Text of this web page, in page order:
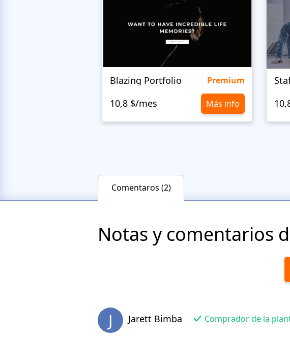
Blazing Portfolio Premium
10,8 $/mes Más info
Comentaros (2)
Notas y comentarios
J Jarett Bimba Comprador de la